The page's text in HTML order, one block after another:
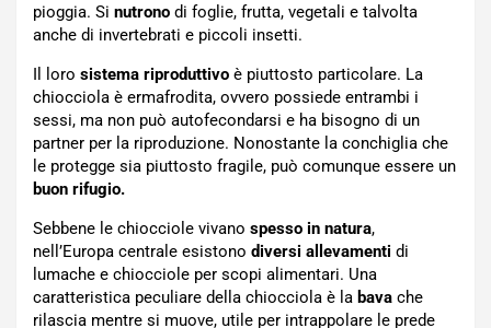
pioggia. Si nutrono di foglie, frutta, vegetali e talvolta
anche di invertebrati e piccoli insetti.
Il loro sistema riproduttivo è piuttosto particolare. La
chiocciola è ermafrodita, ovvero possiede entrambi i
sessi, ma non può autofecondarsi e ha bisogno di un
partner per la riproduzione. Nonostante la conchiglia che
le protegge sia piuttosto fragile, può comunque essere un
buon rifugio.
Sebbene le chiocciole vivano spesso in natura,
nell’Europa centrale esistono diversi allevamenti di
lumache e chiocciole per scopi alimentari. Una
caratteristica peculiare della chiocciola è la bava che
rilascia mentre si muove, utile per intrappolare le prede